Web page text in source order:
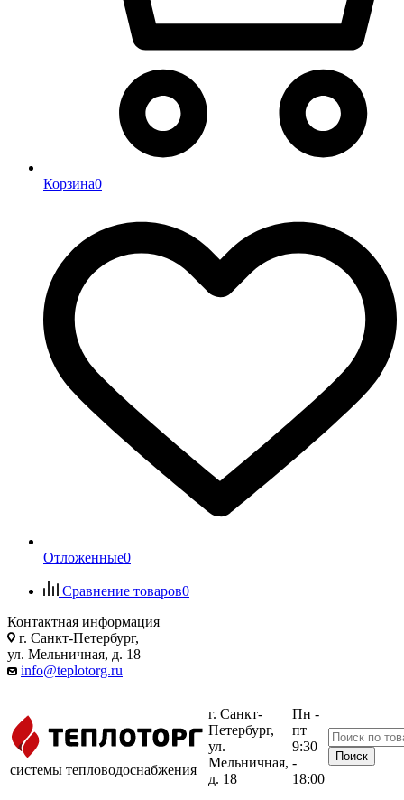
Корзина0
Отложенные0
Сравнение товаров0
Контактная информация
г. Санкт-Петербург,
ул. Мельничная, д. 18
info@teplotorg.ru
системы тепловодоснабжения
г. Санкт-
Петербург,
ул.
Мельничная,
д. 18
Пн -
пт
9:30
-
18:00